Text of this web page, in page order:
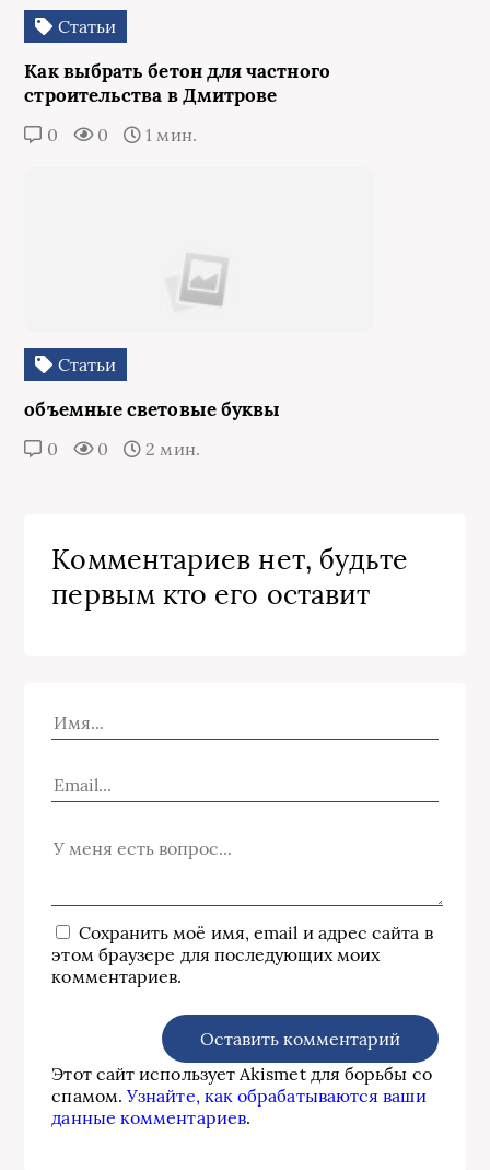
Статьи
Как выбрать бетон для частного
строительства в Дмитрове
0 0 1 мин.
Статьи
объемные световые буквы
0 0 2 мин.
Комментариев нет, будьте
первым кто его оставит
Сохранить моё имя, email и адрес сайта в
этом браузере для последующих моих
комментариев.
Этот сайт использует Akismet для борьбы со
спамом.Узнайте, как обрабатываются ваши
данные комментариев.